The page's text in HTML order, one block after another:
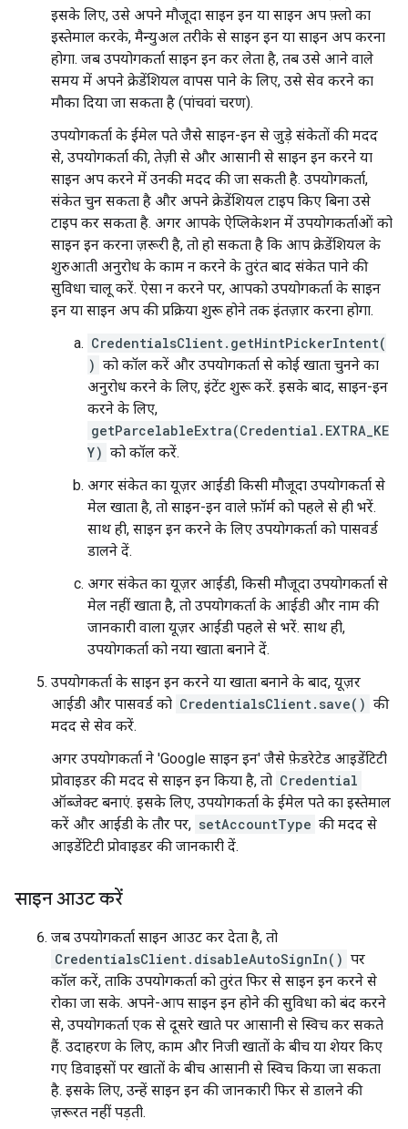
इसके लिए, उसे अपने मौजूदा साइन इन या साइन अप फ़्लो का
इस्तेमाल करके, मैन्युअल तरीके से साइन इन या साइन अप करना
होगा. जब उपयोगकर्ता साइन इन कर लेता है, तब उसे आने वाले
समय में अपने क्रेडेंशियल वापस पाने के लिए, उसे सेव करने का
मौका दिया जा सकता है (पांचवां चरण).
उपयोगकर्ता के ईमेल पते जैसे साइन-इन से जुड़े संकेतों की मदद
से, उपयोगकर्ता की, तेज़ी से और आसानी से साइन इन करने या
साइन अप करने में उनकी मदद की जा सकती है. उपयोगकर्ता,
संकेत चुन सकता है और अपने क्रेडेंशियल टाइप किए बिना उसे
टाइप कर सकता है. अगर आपके ऐप्लिकेशन में उपयोगकर्ताओं को
साइन इन करना ज़रूरी है, तो हो सकता है कि आप क्रेडेंशियल के
शुरुआती अनुरोध के काम न करने के तुरंत बाद संकेत पाने की
सुविधा चालू करें. ऐसा न करने पर, आपको उपयोगकर्ता के साइन
इन या साइन अप की प्रक्रिया शुरू होने तक इंतज़ार करना होगा.
CredentialsClient.getHintPickerIntent(
) को कॉल करें और उपयोगकर्ता से कोई खाता चुनने का
अनुरोध करने के लिए, इंटेंट शुरू करें. इसके बाद, साइन-इन
करने के लिए,
getParcelableExtra(Credential.EXTRA_KE
Y) को कॉल करें.
अगर संकेत का यूज़र आईडी किसी मौजूदा उपयोगकर्ता से
मेल खाता है, तो साइन-इन वाले फ़ॉर्म को पहले से ही भरें.
साथ ही, साइन इन करने के लिए उपयोगकर्ता को पासवर्ड
डालने दें.
अगर संकेत का यूज़र आईडी, किसी मौजूदा उपयोगकर्ता से
मेल नहीं खाता है, तो उपयोगकर्ता के आईडी और नाम की
जानकारी वाला यूज़र आईडी पहले से भरें. साथ ही,
उपयोगकर्ता को नया खाता बनाने दें.
उपयोगकर्ता के साइन इन करने या खाता बनाने के बाद, यूज़र
आईडी और पासवर्ड को CredentialsClient.save() की
मदद से सेव करें.
अगर उपयोगकर्ता ने 'Google साइन इन' जैसे फ़ेडरेटेड आइडेंटिटी
प्रोवाइडर की मदद से साइन इन किया है, तो Credential
ऑब्जेक्ट बनाएं. इसके लिए, उपयोगकर्ता के ईमेल पते का इस्तेमाल
करें और आईडी के तौर पर, setAccountType की मदद से
आइडेंटिटी प्रोवाइडर की जानकारी दें.
साइन आउट करें
जब उपयोगकर्ता साइन आउट कर देता है, तो
CredentialsClient.disableAutoSignIn() पर
कॉल करें, ताकि उपयोगकर्ता को तुरंत फिर से साइन इन करने से
रोका जा सके. अपने-आप साइन इन होने की सुविधा को बंद करने
से, उपयोगकर्ता एक से दूसरे खाते पर आसानी से स्विच कर सकते
हैं. उदाहरण के लिए, काम और निजी खातों के बीच या शेयर किए
गए डिवाइसों पर खातों के बीच आसानी से स्विच किया जा सकता
है. इसके लिए, उन्हें साइन इन की जानकारी फिर से डालने की
ज़रूरत नहीं पड़ती.